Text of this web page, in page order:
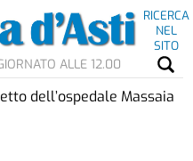
RICERCA
NEL
SITO
ALLE 12.00